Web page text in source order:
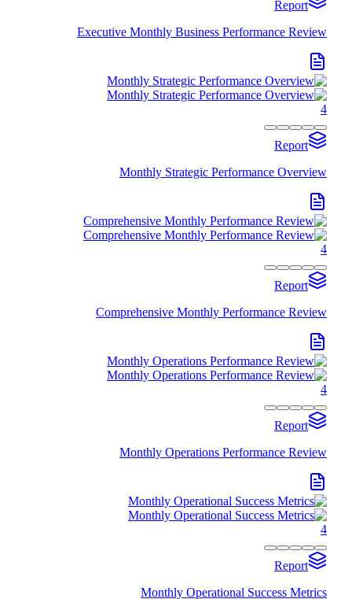
Report
Executive Monthly Business Performance Review
4
Report
Monthly Strategic Performance Overview
4
Report
Comprehensive Monthly Performance Review
4
Report
Monthly Operations Performance Review
4
Report
Monthly Operational Success Metrics